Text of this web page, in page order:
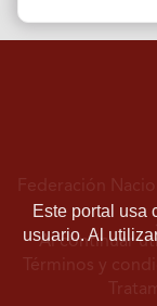
Este portal usa
usuario. Al
Federación
Al continuar
Términos y